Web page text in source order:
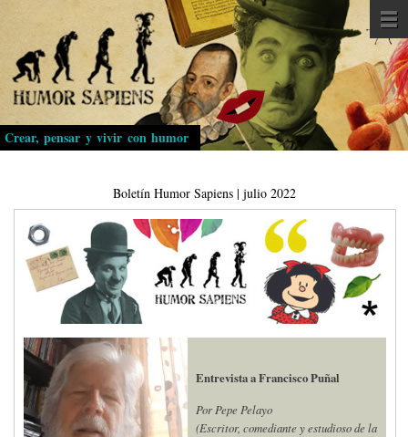
Pasar
al
contenido
principal
Crear, pensar y vivir con humor
Boletín Humor Sapiens | julio 2022
Entrevista a Francisco Puñal
Por Pepe Pelayo
(Escritor, comediante y estudioso de la